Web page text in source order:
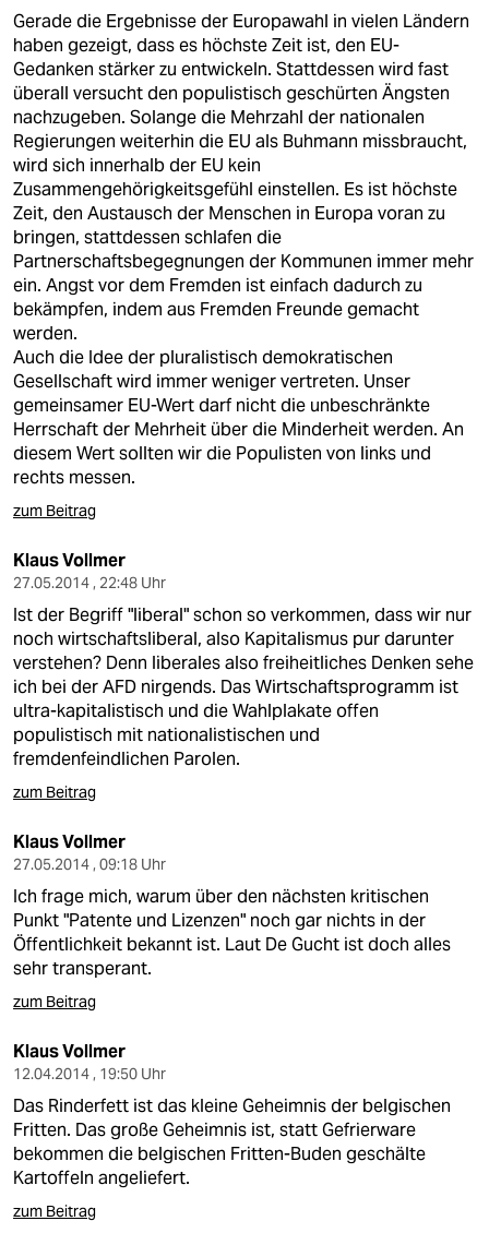
Gerade die Ergebnisse der Europawahl in vielen Ländern
haben gezeigt, dass es höchste Zeit ist, den EU-
Gedanken stärker zu entwickeln. Stattdessen wird fast
überall versucht den populistisch geschürten Ängsten
nachzugeben. Solange die Mehrzahl der nationalen
Regierungen weiterhin die EU als Buhmann missbraucht,
wird sich innerhalb der EU kein
Zusammengehörigkeitsgefühl einstellen. Es ist höchste
Zeit, den Austausch der Menschen in Europa voran zu
bringen, stattdessen schlafen die
Partnerschaftsbegegnungen der Kommunen immer mehr
ein. Angst vor dem Fremden ist einfach dadurch zu
bekämpfen, indem aus Fremden Freunde gemacht
werden.
Auch die Idee der pluralistisch demokratischen
Gesellschaft wird immer weniger vertreten. Unser
gemeinsamer EU-Wert darf nicht die unbeschränkte
Herrschaft der Mehrheit über die Minderheit werden. An
diesem Wert sollten wir die Populisten von links und
rechts messen.
zum Beitrag
Klaus Vollmer
27.05.2014 , 22:48 Uhr
Ist der Begriff "liberal" schon so verkommen, dass wir nur
noch wirtschaftsliberal, also Kapitalismus pur darunter
verstehen? Denn liberales also freiheitliches Denken sehe
ich bei der AFD nirgends. Das Wirtschaftsprogramm ist
ultra-kapitalistisch und die Wahlplakate offen
populistisch mit nationalistischen und
fremdenfeindlichen Parolen.
zum Beitrag
Klaus Vollmer
27.05.2014 , 09:18 Uhr
Ich frage mich, warum über den nächsten kritischen
Punkt "Patente und Lizenzen" noch gar nichts in der
Öffentlichkeit bekannt ist. Laut De Gucht ist doch alles
sehr transperant.
zum Beitrag
Klaus Vollmer
12.04.2014 , 19:50 Uhr
Das Rinderfett ist das kleine Geheimnis der belgischen
Fritten. Das große Geheimnis ist, statt Gefrierware
bekommen die belgischen Fritten-Buden geschälte
Kartoffeln angeliefert.
zum Beitrag